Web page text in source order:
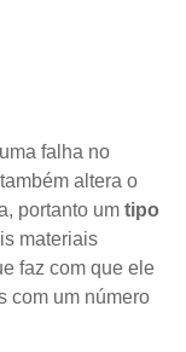
falha no
altera o
portanto um tipo
materiais
faz com que ele
com um número